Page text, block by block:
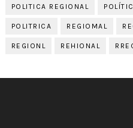
POLITICA REGIONAL
POLITRICA REGIOMAL
REGIONL REHIONAL